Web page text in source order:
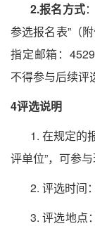
2.报名方式
参选报名表”（
指定邮箱：
不得参与后续评
4评选说明
1. 在规定的
评单位”，可参与
2. 评选时间
3. 评选地点